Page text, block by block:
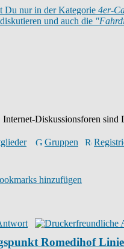
Du nur in der Kategorie 4er-
und auch die
Internet-Diskussionsforen sind
Gruppen
hinzufügen
Romedihof